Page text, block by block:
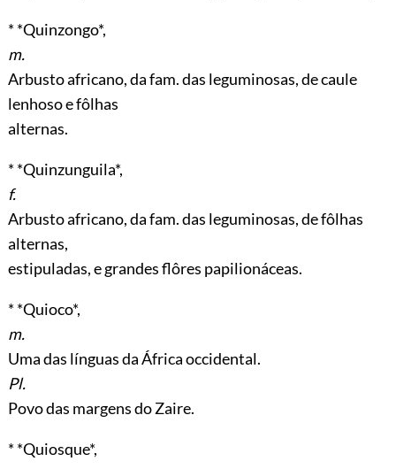
* *Quinzongo*,
m.
Arbusto africano, da fam. das leguminosas, de caule
lenhoso e fôlhas
alternas.
* *Quinzunguila*,
f.
Arbusto africano, da fam. das leguminosas, de fôlhas
alternas,
estipuladas, e grandes flôres papilionáceas.
* *Quioco*,
m.
Uma das línguas da África occidental.
Pl.
Povo das margens do Zaire.
* *Quiosque*,